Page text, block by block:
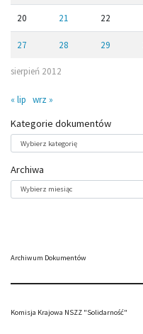
sierpień 2012
20 21 22
27 28 29
« lip wrz »
Kategorie dokumentów
dokumentów
Archiwa
Archiwa
Archiwum Dokumentów
Komisja Krajowa NSZZ "Solidarność"